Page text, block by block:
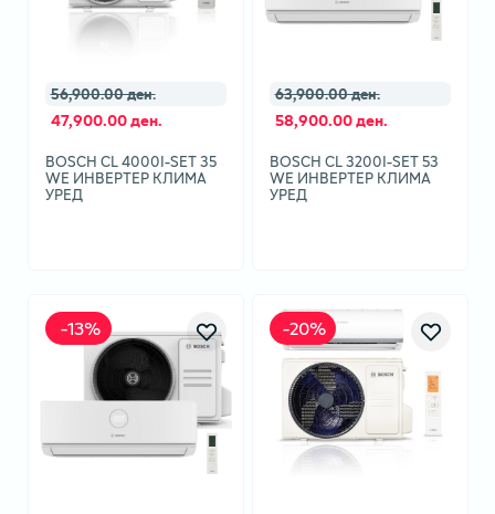
56,900.00 ден.
47,900.00 ден.
BOSCH CL 4000I-SET 35
WE ИНВЕРТЕР КЛИМА
УРЕД
63,900.00 ден.
58,900.00 ден.
BOSCH CL 3200I-SET 53
WE ИНВЕРТЕР КЛИМА
УРЕД
-13% -20%